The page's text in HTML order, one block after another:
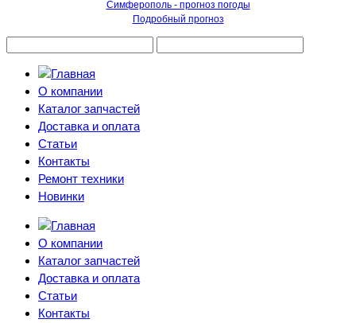
Симферополь - прогноз погоды
Подробный прогноз
О компании
Каталог запчастей
Доставка и оплата
Статьи
Контакты
Ремонт техники
Новинки
О компании
Каталог запчастей
Доставка и оплата
Статьи
Контакты